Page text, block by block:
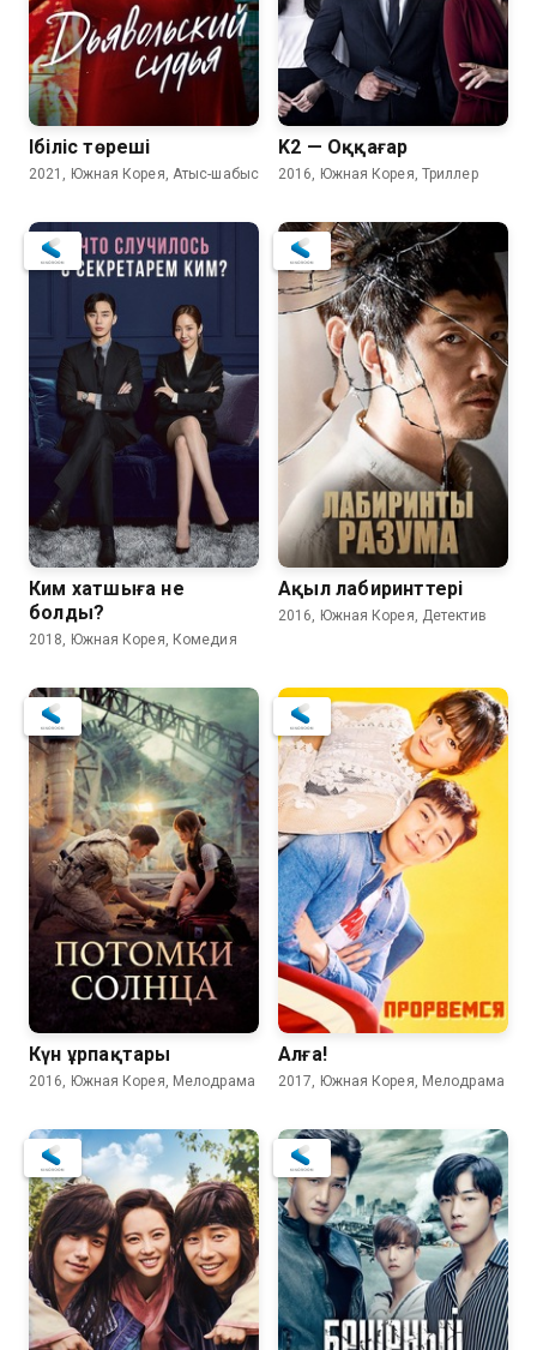
Ібіліс төреші
2021, Южная Корея, Атыс-шабыс
K2 — Оққағар
2016, Южная Корея, Триллер
Ким хатшыға не
болды?
2018, Южная Корея, Комедия
Ақыл лабиринттері
2016, Южная Корея, Детектив
Күн ұрпақтары
2016, Южная Корея, Мелодрама
Алға!
2017, Южная Корея, Мелодрама